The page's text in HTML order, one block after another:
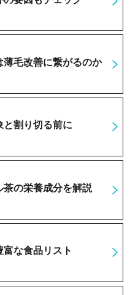
毛改善に繋がるのか
と割り切る前に
の栄養成分を解説
な食品リスト